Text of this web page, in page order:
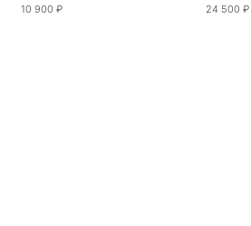
10 900 ₽ 24 500 ₽